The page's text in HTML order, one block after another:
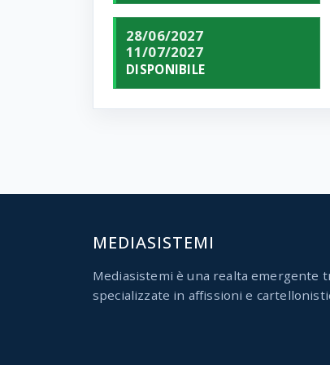
28/06/2027
11/07/2027
DISPONIBILE
MEDIASISTEMI
Mediasistemi è una realta emergente
specializzate in affissioni e